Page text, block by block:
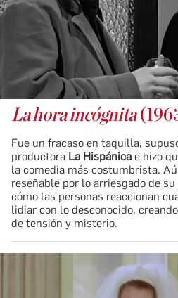
La hora incógnita
Fue un fracaso en taquilla,
productora La Hispánica e hizo
la comedia más costumbrista.
reseñable por lo arriesgado de
cómo las personas reaccionan
lidiar con lo desconocido,
de tensión y misterio.